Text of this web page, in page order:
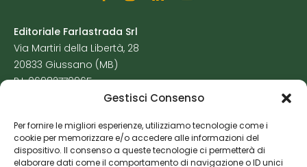
Gestisci Consenso
Per fornire le migliori esperienze, utilizziamo tecnologie come i
cookie per memorizzare e/o accedere alle informazioni del
dispositivo. Il consenso a queste tecnologie ci permetterà di
elaborare dati come il comportamento di navigazione o ID unici
Editoriale Farlastrada Srl
Via Martiri della Libertà, 28
20833 Giussano (MB)
P.I. 06982770965
Cookie Policy
Risorse Aggiuntive